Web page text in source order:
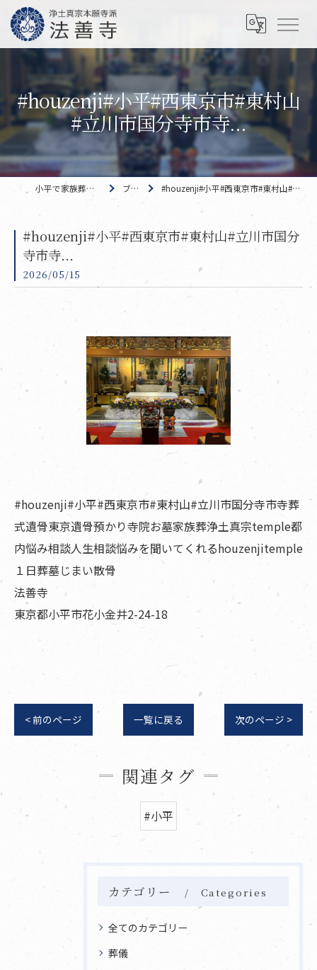
#houzenji#小平#西東京市#東村山
#立川市国分寺市寺...
小平で家族葬なら 法善寺 ブログ #houzenji#小平#西東京市#東村山#立川市国分寺市寺...
#houzenji#小平#西東京市#東村山#立川市国分
寺市寺...
2026/05/15
#houzenji#小平#西東京市#東村山#立川市国分寺市寺葬
式遺骨東京遺骨預かり寺院お墓家族葬浄土真宗temple都
内悩み相談人生相談悩みを聞いてくれるhouzenjitemple
１日葬墓じまい散骨
法善寺
東京都小平市花小金井2-24-18
< 前のページ 一覧に戻る 次のページ >
関連タグ
#小平
カテゴリー Categories
全てのカテゴリー
葬儀